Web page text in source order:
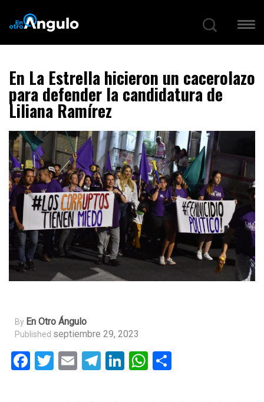
En La Estrella hicieron un cacerolazo
para defender la candidatura de
Liliana Ramírez
By En Otro Ángulo
Published septiembre 29, 2023
Facebook
Twitter
EmailTelegram
LinkedIn
WhatsApp